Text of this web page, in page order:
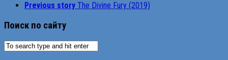
Previous story The Divine Fury (2019)
Поиск по сайту